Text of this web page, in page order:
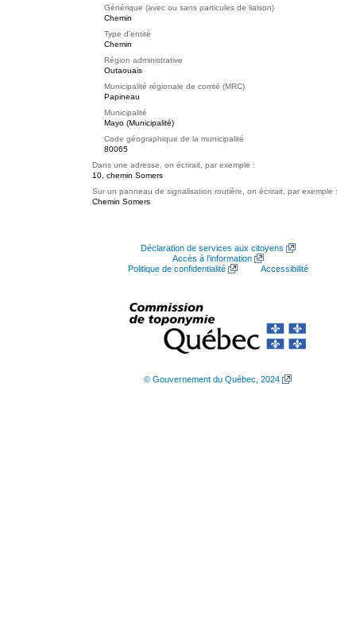
Générique (avec ou sans particules de liaison)
Chemin
Type d'entité
Chemin
Région administrative
Outaouais
Municipalité régionale de comté (MRC)
Papineau
Municipalité
Mayo (Municipalité)
Code géographique de la municipalité
80065
Dans une adresse, on écrirait, par exemple :
10, chemin Somers
Sur un panneau de signalisation routière, on écrirait, par exemple :
Chemin Somers
Déclaration de services aux citoyens
Accès à l’information
Politique de confidentialité
Accessibilité
© Gouvernement du Québec, 2024